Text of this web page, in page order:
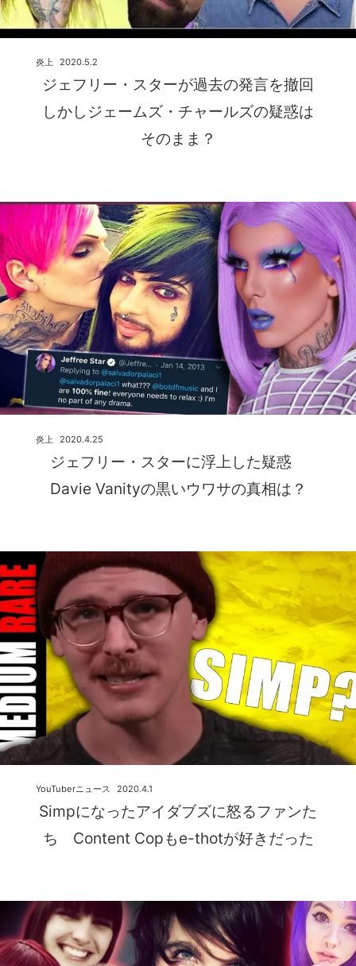
ジェフリー・スターが過去の発言を撤回
しかしジェームズ・チャールズの疑惑は
そのまま？
2020.5.2
炎上
ジェフリー・スターに浮上した疑惑
Davie Vanityの黒いウワサの真相は？
2020.4.25
炎上
Simpになったアイダブズに怒るファンた
ち Content Copもe-thotが好きだった
2020.4.1
YouTuberニュース